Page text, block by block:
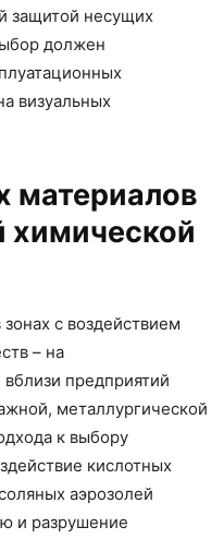
защитой несущих
должен
визуальных
материалов
химической
с воздействием
– на
предприятий
металлургической
к выбору
кислотных
аэрозолей
и разрушение